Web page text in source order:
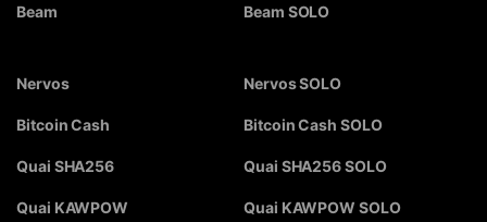
Beam Beam SOLO
Nervos
Bitcoin Cash
Quai SHA256
Quai KAWPOW
Nervos SOLO
Bitcoin Cash SOLO
Quai SHA256 SOLO
Quai KAWPOW SOLO